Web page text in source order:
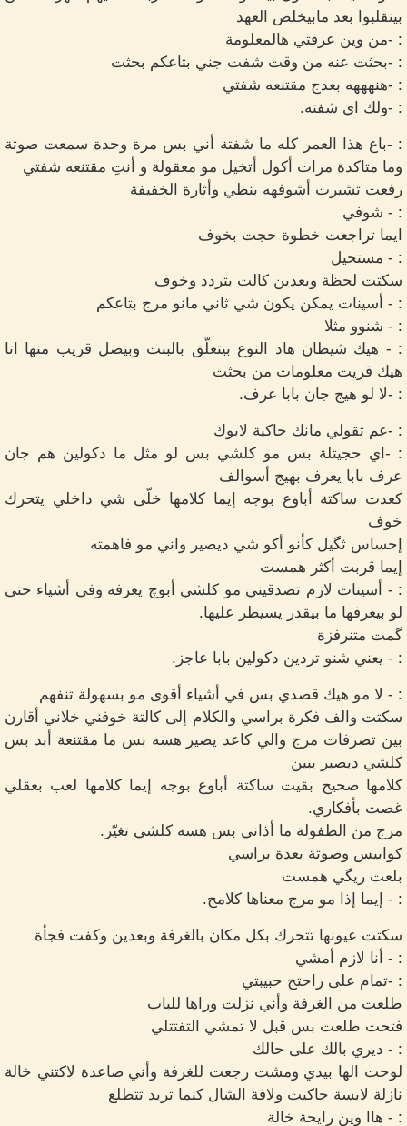
بينقلبوا بعد مابيخلص العهد
: -من وين عرفتي هالمعلومة
: -بحثت عنه من وقت شفت جني بتاعكم بحثت
: -هنهههه بعدج مقتنعه شفتي
: -ولك اي شفته.
: -باع هذا العمر كله ما شفتة أني بس مرة وحدة سمعت صوتة
وما متاكدة مرات أكول أتخيل مو معقولة و أنتِ مقتنعه شفتي
رفعت تشيرت أشوفهه بنطي وأثارة الخفيفة
: - شوفي
ايما تراجعت خطوة حجت بخوف
: - مستحيل
سكتت لحظة وبعدين كالت بتردد وخوف
: - أسينات يمكن يكون شي ثاني مانو مرج بتاعكم
: - شنوو مثلا
: - هيك شيطان هاد النوع بيتعلّق بالبنت وبيضل قريب منها انا
هيك قريت معلومات من بحثت
: -لا لو هيج جان بابا عرف.
: -عم تقولي مانك حاكية لابوك
: -اي حجيتلة بس مو كلشي بس لو مثل ما دكولين هم جان
عرف بابا يعرف بهيج أسوالف
كعدت ساكتة أباوع بوجه إيما كلامها خلّى شي داخلي يتحرك
خوف
إحساس ثگيل كأنو أكو شي ديصير واني مو فاهمته
إيما قربت أكثر همست
: - أسينات لازم تصدقيني مو كلشي أبوچ يعرفه وفي أشياء حتى
لو بيعرفها ما بيقدر يسيطر عليها.
گمت متنرفزة
: - يعني شنو تردين دكولين بابا عاجز.
: - لا مو هيك قصدي بس في أشياء أقوى مو بسهولة تنفهم
سكتت والف فكرة براسي والكلام إلى كالتة خوفني خلاني أقارن
بين تصرفات مرج والي كاعد يصير هسه بس ما مقتنعة أبد بس
كلشي ديصير يبين
كلامها صحيح بقيت ساكتة أباوع بوجه إيما كلامها لعب بعقلي
غصت بأفكاري.
مرج من الطفولة ما أذاني بس هسه كلشي تغيّر.
كوابيس وصوتة بعدة براسي
بلعت ريگي همست
: - إيما إذا مو مرج معناها كلامج.
سكتت عيونها تتحرك بكل مكان بالغرفة وبعدين وكفت فجأة
: - أنا لازم أمشي
: -تمام على راحتج حبيبتي
طلعت من الغرفة وأني نزلت وراها للباب
فتحت طلعت بس قبل لا تمشي التفتتلي
: - ديري بالك على حالك
لوحت الها بيدي ومشت رجعت للغرفة وأني صاعدة لاكتني خالة
نازلة لابسة جاكيت ولافة الشال كنما تريد تتطلع
: - هاا وين رايحة خالة